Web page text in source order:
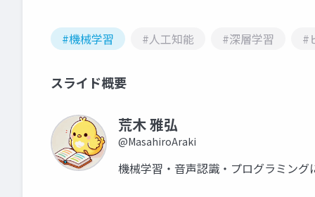
#機械学習 #人工知能 #深層学習 #
スライド概要
荒木 雅弘
@MasahiroAraki
機械学習・音声認識・プログラミン